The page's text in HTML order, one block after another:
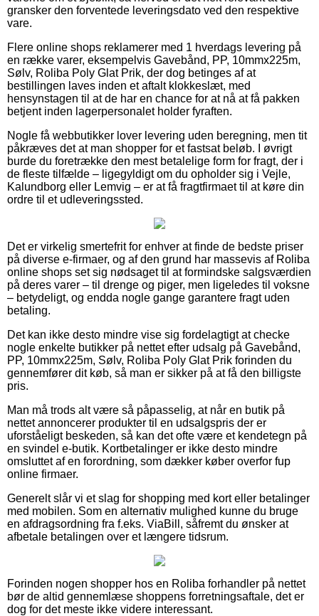
gransker den forventede leveringsdato ved den respektive
vare.
Flere online shops reklamerer med 1 hverdags levering på
en række varer, eksempelvis Gavebånd, PP, 10mmx225m,
Sølv, Roliba Poly Glat Prik, der dog betinges af at
bestillingen laves inden et aftalt klokkeslæt, med
hensynstagen til at de har en chance for at nå at få pakken
betjent inden lagerpersonalet holder fyraften.
Nogle få webbutikker lover levering uden beregning, men tit
påkræves det at man shopper for et fastsat beløb. I øvrigt
burde du foretrække den mest betalelige form for fragt, der i
de fleste tilfælde – ligegyldigt om du opholder sig i Vejle,
Kalundborg eller Lemvig – er at få fragtfirmaet til at køre din
ordre til et udleveringssted.
Det er virkelig smertefrit for enhver at finde de bedste priser
på diverse e-firmaer, og af den grund har massevis af Roliba
online shops set sig nødsaget til at formindske salgsværdien
på deres varer – til drenge og piger, men ligeledes til voksne
– betydeligt, og endda nogle gange garantere fragt uden
betaling.
Det kan ikke desto mindre vise sig fordelagtigt at checke
nogle enkelte butikker på nettet efter udsalg på Gavebånd,
PP, 10mmx225m, Sølv, Roliba Poly Glat Prik forinden du
gennemfører dit køb, så man er sikker på at få den billigste
pris.
Man må trods alt være så påpasselig, at når en butik på
nettet annoncerer produkter til en udsalgspris der er
uforståeligt beskeden, så kan det ofte være et kendetegn på
en svindel e-butik. Kortbetalinger er ikke desto mindre
omsluttet af en forordning, som dækker køber overfor fup
online firmaer.
Generelt slår vi et slag for shopping med kort eller betalinger
med mobilen. Som en alternativ mulighed kunne du bruge
en afdragsordning fra f.eks. ViaBill, såfremt du ønsker at
afbetale betalingen over et længere tidsrum.
Forinden nogen shopper hos en Roliba forhandler på nettet
bør de altid gennemlæse shoppens forretningsaftale, det er
dog for det meste ikke videre interessant.